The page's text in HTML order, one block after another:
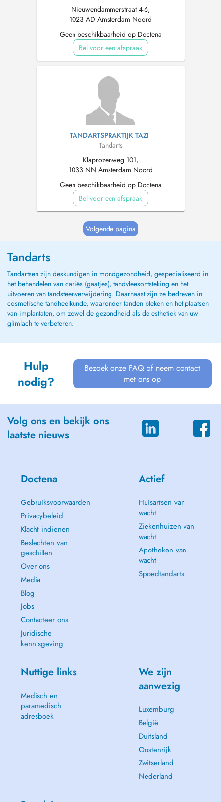
Nieuwendammerstraat 4-6,
1023 AD Amsterdam Noord
Geen beschikbaarheid op Doctena
Bel voor een afspraak
TANDARTSPRAKTIJK TAZI
Tandarts
Klaprozenweg 101,
1033 NN Amsterdam Noord
Geen beschikbaarheid op Doctena
Bel voor een afspraak
Volgende pagina
Tandarts
Tandartsen zijn deskundigen in mondgezondheid, gespecialiseerd in
het behandelen van cariës (gaatjes), tandvleesontsteking en het
uitvoeren van tandsteenverwijdering. Daarnaast zijn ze bedreven in
cosmetische tandheelkunde, waaronder tanden bleken en het plaatsen
van implantaten, om zowel de gezondheid als de esthetiek van uw
glimlach te verbeteren.
Hulp
nodig?
Bezoek onze FAQ of neem contact
met ons op
Volg ons en bekijk ons
laatste nieuws
Doctena
Gebruiksvoorwaarden
Privacybeleid
Klacht indienen
Beslechten van
geschillen
Over ons
Media
Blog
Jobs
Contacteer ons
Juridische
kennisgeving
Actief
Huisartsen van
wacht
Ziekenhuizen van
wacht
Apotheken van
wacht
Spoedtandarts
Nuttige links
Medisch en
paramedisch
adresboek
We zijn
aanwezig
Luxemburg
België
Duitsland
Oostenrijk
Zwitserland
Nederland